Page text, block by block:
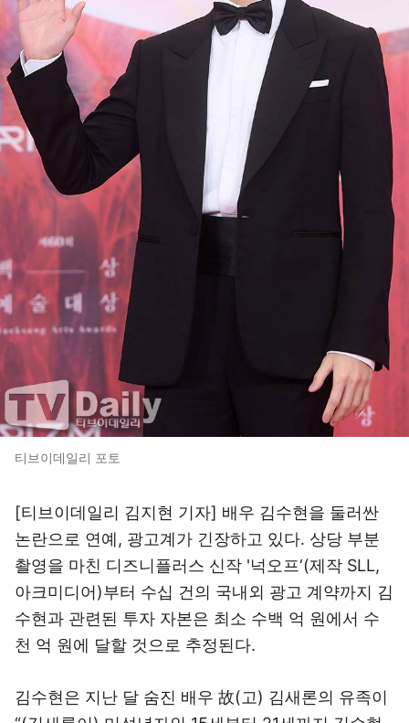
티브이데일리 포토
[티브이데일리 김지현 기자] 배우 김수현을 둘러싼
논란으로 연예, 광고계가 긴장하고 있다. 상당 부분
촬영을 마친 디즈니플러스 신작 '넉오프‘(제작 SLL,
아크미디어)부터 수십 건의 국내외 광고 계약까지 김
수현과 관련된 투자 자본은 최소 수백 억 원에서 수
천 억 원에 달할 것으로 추정된다.
김수현은 지난 달 숨진 배우 故(고) 김새론의 유족이